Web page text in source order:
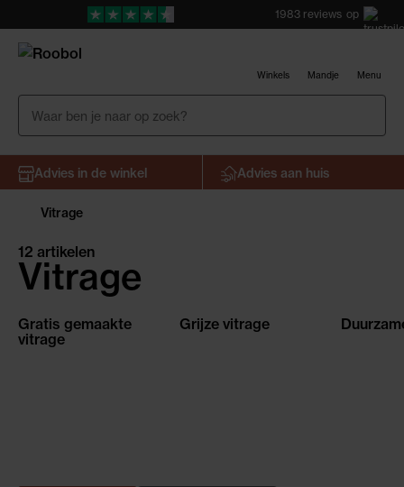
1983 reviews op
Winkels Mandje Menu
Advies in de winkel Advies aan huis
Vitrage
Vitrage
12 artikelen
Gratis gemaakte
vitrage
Grijze vitrage